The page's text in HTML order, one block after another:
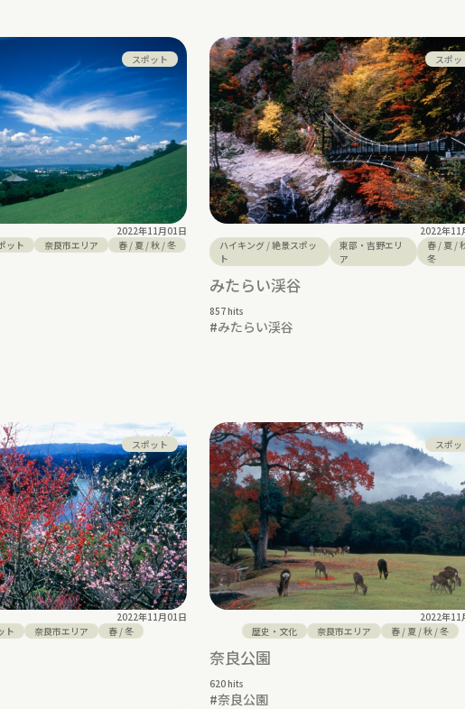
スポット
2022年11月01日
ット 奈良市エリア 春/ 夏/秋/冬
スポッ
2022年11
ハイキング /絶景スポッ
ト
東部・吉野エリ
ア
春/ 夏/
冬
みたらい渓谷
857 hits
#みたらい渓谷
スポット
2022年11月01日
ト
奈良市エリア 春/冬
スポッ
2022年11
歴史・文化
奈良市エリア 春/ 夏/秋/冬
奈良公園
620 hits
#奈良公園